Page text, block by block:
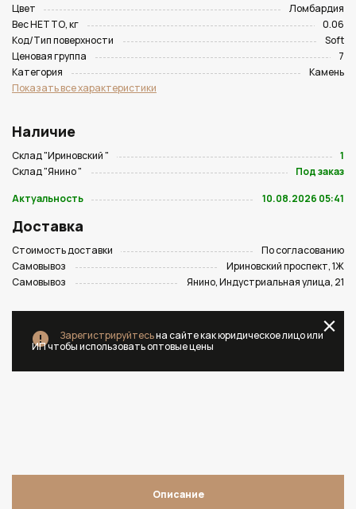
Цвет
Ломбардия
Вес НЕТТО, кг
0.06
Код/Тип поверхности
Soft
Ценовая группа
7
Категория
Камень
Показать все характеристики
Наличие
Склад "Ириновский "
1
Склад "Янино "
Под заказ
Актуальность
10.08.2026 05:41
Доставка
Стоимость доставки
По согласованию
Самовывоз
Ириновский проспект, 1Ж
Самовывоз
Янино, Индустриальная улица, 21
Зарегистрируйтесьна сайте как юридическое лицо или
ИП чтобы использовать оптовые цены
Описание